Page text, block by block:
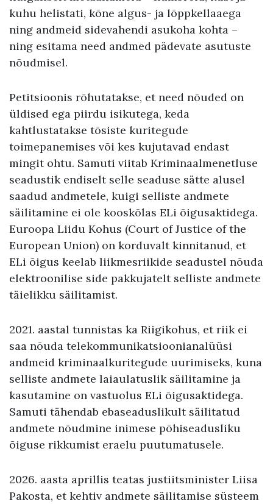
kuhu helistati, kõne algus- ja lõppkellaaega
ning andmeid sidevahendi asukoha kohta –
ning esitama need andmed pädevate asutuste
nõudmisel.
Petitsioonis rõhutatakse, et need nõuded on
üldised ega piirdu isikutega, keda
kahtlustatakse tõsiste kuritegude
toimepanemises või kes kujutavad endast
mingit ohtu. Samuti viitab Kriminaalmenetluse
seadustik endiselt selle seaduse sätte alusel
saadud andmetele, kuigi selliste andmete
säilitamine ei ole kooskõlas ELi õigusaktidega.
Euroopa Liidu Kohus (Court of Justice of the
European Union) on korduvalt kinnitanud, et
ELi õigus keelab liikmesriikide seadustel nõuda
elektroonilise side pakkujatelt selliste andmete
täielikku säilitamist.
2021. aastal tunnistas ka Riigikohus, et riik ei
saa nõuda telekommunikatsioonianalüüsi
andmeid kriminaalkuritegude uurimiseks, kuna
selliste andmete laiaulatuslik säilitamine ja
kasutamine on vastuolus ELi õigusaktidega.
Samuti tähendab ebaseaduslikult säilitatud
andmete nõudmine inimese põhiseadusliku
õiguse rikkumist eraelu puutumatusele.
2026. aasta aprillis teatas justiitsminister Liisa
Pakosta, et kehtiv andmete säilitamise süsteem